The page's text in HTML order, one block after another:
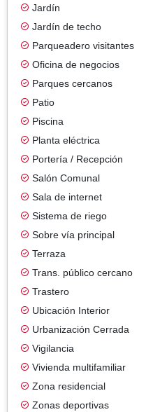
Jardín
Jardín de techo
Parqueadero visitantes
Oficina de negocios
Parques cercanos
Patio
Piscina
Planta eléctrica
Portería / Recepción
Salón Comunal
Sala de internet
Sistema de riego
Sobre vía principal
Terraza
Trans. público cercano
Trastero
Ubicación Interior
Urbanización Cerrada
Vigilancia
Vivienda multifamiliar
Zona residencial
Zonas deportivas